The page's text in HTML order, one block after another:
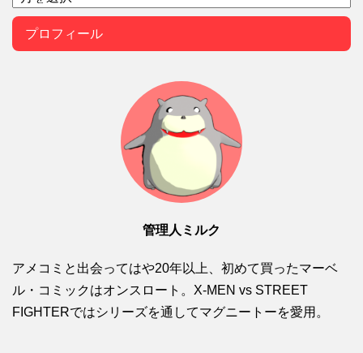
プロフィール
管理人ミルク
アメコミと出会ってはや20年以上、初めて買ったマーベ
ル・コミックはオンスロート。X-MEN vs STREET
FIGHTERではシリーズを通してマグニートーを愛用。